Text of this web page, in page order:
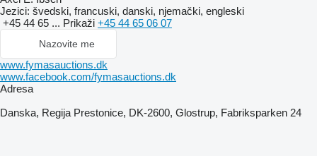
Jezici: švedski, francuski, danski, njemački, engleski
+45 44 65 ... Prikaži +45 44 65 06 07
Nazovite me
www.fymasauctions.dk
www.facebook.com/fymasauctions.dk
Adresa
Danska, Regija Prestonice, DK-2600, Glostrup, Fabriksparken 24